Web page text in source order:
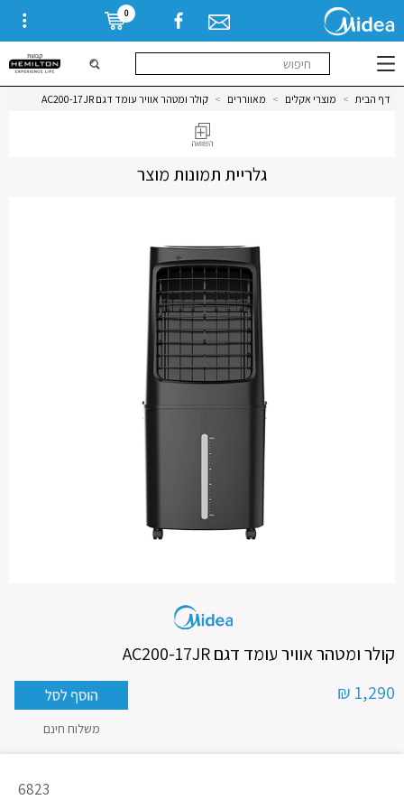
0
דף הבית > מוצרי אקלים > מאווררים > קולר ומטהר אוויר עומד דגם AC200-17JR
גלריית תמונות מוצר
קולר ומטהר אוויר עומד דגם AC200-17JR
1,290 ₪
משלוח חינם
מק"ט
6823